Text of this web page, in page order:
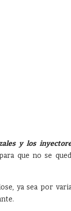
y los
que no se
ya sea por